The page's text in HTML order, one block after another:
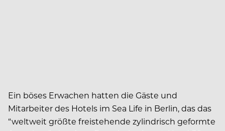
Ein böses Erwachen hatten die Gäste und
Mitarbeiter des Hotels im Sea Life in Berlin, das das
“weltweit größte freistehende zylindrisch geformte